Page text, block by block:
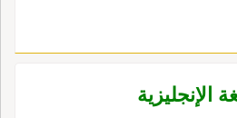
الإنجليزية